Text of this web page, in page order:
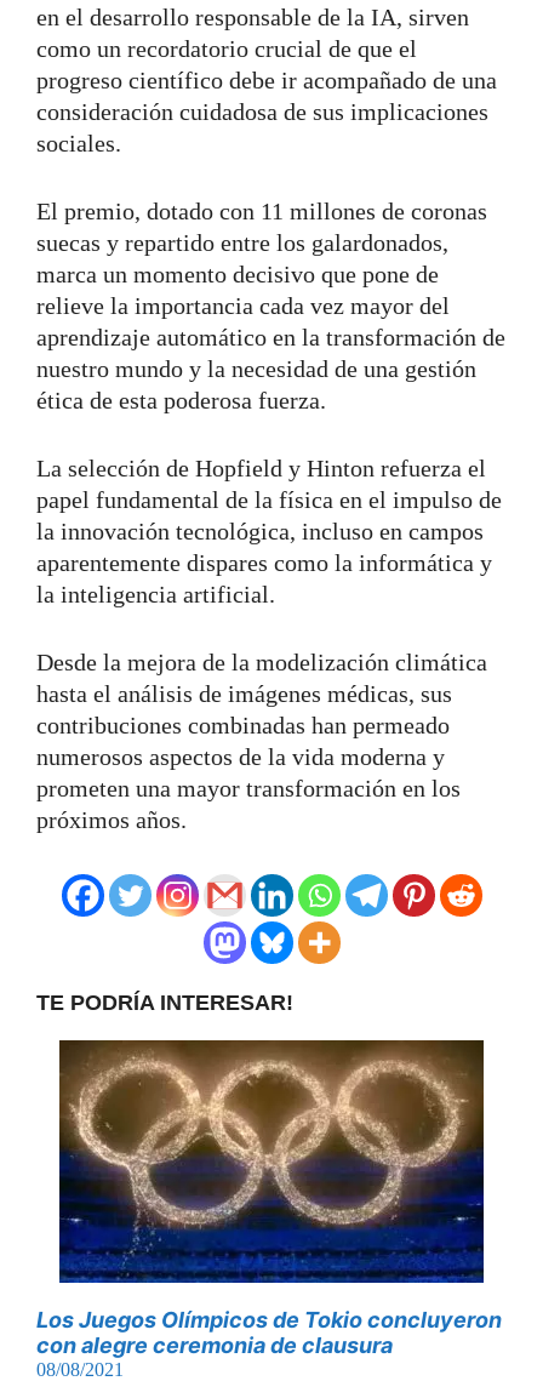
en el desarrollo responsable de la IA, sirven
como un recordatorio crucial de que el
progreso científico debe ir acompañado de una
consideración cuidadosa de sus implicaciones
sociales.
El premio, dotado con 11 millones de coronas
suecas y repartido entre los galardonados,
marca un momento decisivo que pone de
relieve la importancia cada vez mayor del
aprendizaje automático en la transformación de
nuestro mundo y la necesidad de una gestión
ética de esta poderosa fuerza.
La selección de Hopfield y Hinton refuerza el
papel fundamental de la física en el impulso de
la innovación tecnológica, incluso en campos
aparentemente dispares como la informática y
la inteligencia artificial.
Desde la mejora de la modelización climática
hasta el análisis de imágenes médicas, sus
contribuciones combinadas han permeado
numerosos aspectos de la vida moderna y
prometen una mayor transformación en los
próximos años.
TE PODRÍA INTERESAR!
Los Juegos Olímpicos de Tokio concluyeron
con alegre ceremonia de clausura
08/08/2021